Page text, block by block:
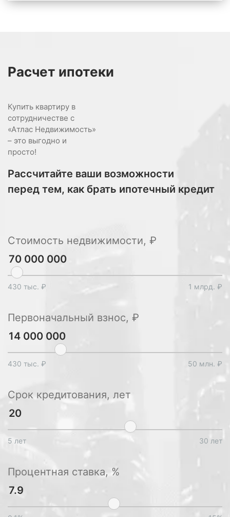
Расчет ипотеки
Купить квартиру в
сотрудничестве с
«Атлас Недвижимость»
– это выгодно и
просто!
Рассчитайте ваши возможности
перед тем, как брать ипотечный кредит
Стоимость недвижимости, ₽
430 тыс. ₽ 1 млрд. ₽
Первоначальный взнос, ₽
430 тыс. ₽ 50 млн. ₽
Срок кредитования, лет
5 лет 30 лет
Процентная ставка, %